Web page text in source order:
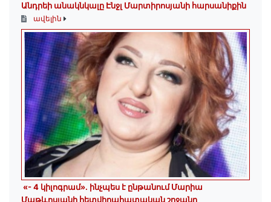
Անդրեի անակնկալը Էնջլ Մարտիրոսյանի հարսանիքին
ավելին
«- 4 կիլոգրամ». ինչպես է ընթանում Մարիա
Մաթևոսյանի հետվիրահատական շրջանը